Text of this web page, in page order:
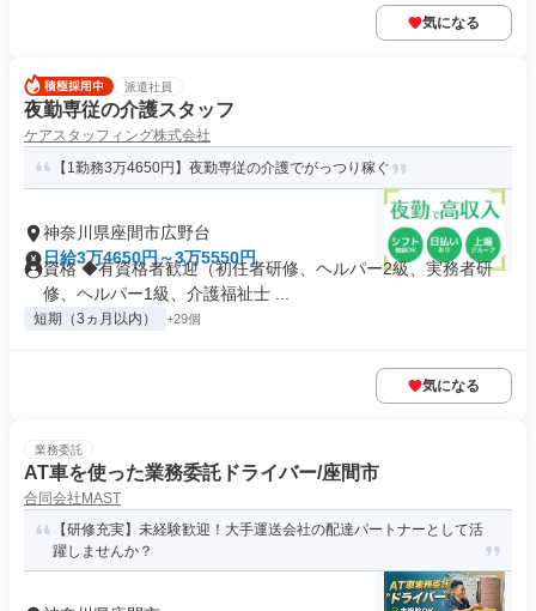
気になる
派遣社員
夜勤専従の介護スタッフ
ケアスタッフィング株式会社
【1勤務3万4650円】夜勤専従の介護でがっつり稼ぐ
神奈川県座間市広野台
日給3万4650円～3万5550円
資格 ◆有資格者歓迎（初任者研修、ヘルパー2級、実務者研
修、ヘルパー1級、介護福祉士 ...
短期（3ヵ月以内） +29個
気になる
業務委託
AT車を使った業務委託ドライバー/座間市
合同会社MAST
【研修充実】未経験歓迎！大手運送会社の配達パートナーとして活
躍しませんか？